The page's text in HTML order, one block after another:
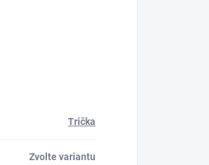
Trička
Zvolte variantu